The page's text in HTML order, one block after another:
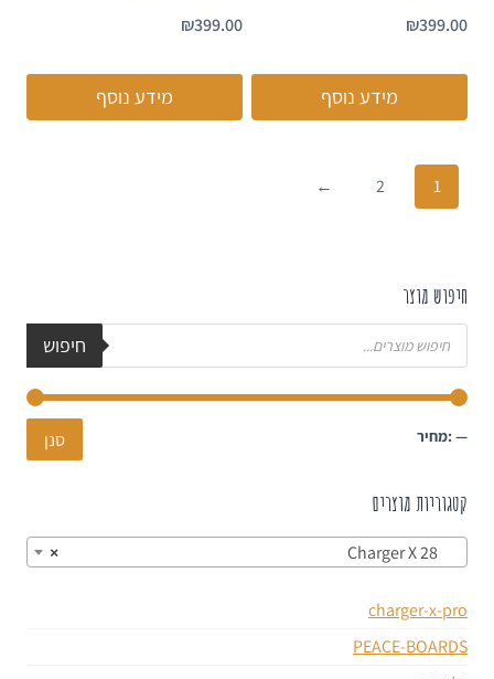
₪399.00
מידע נוסף
₪399.00
מידע נוסף
1
2
←
חיפוש מוצר
חיפוש
סנן מחיר: —
קטגוריות מוצרים
×
charger-x-pro
PEACE-BOARDS